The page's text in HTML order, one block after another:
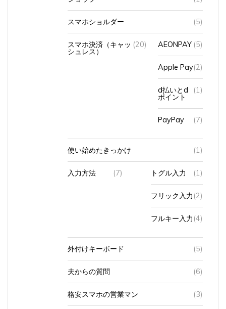
スマホショルダー (5)
スマホ決済（キャッ
シュレス）
(20) AEONPAY (5)
Apple Pay (2)
d払いとd
ポイント
(1)
PayPay (7)
使い始めたきっかけ (1)
入力方法 (7) トグル入力 (1)
フリック入力 (2)
フルキー入力 (4)
外付けキーボード (5)
夫からの質問 (6)
格安スマホの営業マン (3)